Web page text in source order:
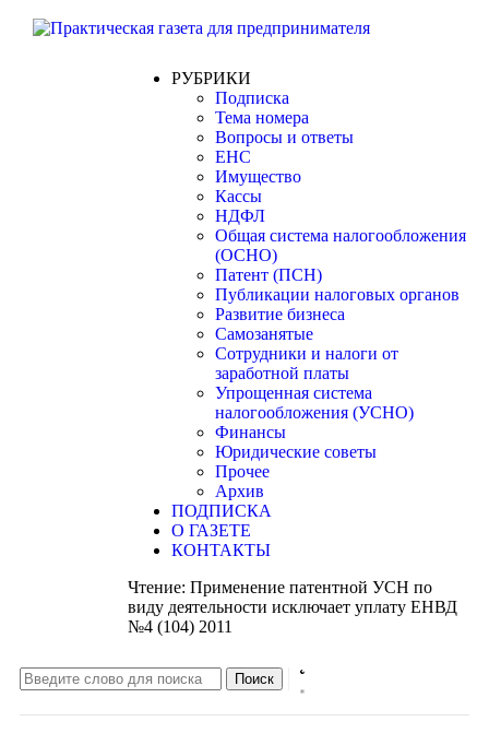
РУБРИКИ
Подписка
Тема номера
Вопросы и ответы
ЕНС
Имущество
Кассы
НДФЛ
Общая система налогообложения
(ОСНО)
Патент (ПСН)
Публикации налоговых органов
Развитие бизнеса
Самозанятые
Сотрудники и налоги от
заработной платы
Упрощенная система
налогообложения (УСНО)
Финансы
Юридические советы
Прочее
Архив
ПОДПИСКА
О ГАЗЕТЕ
КОНТАКТЫ
Чтение: Применение патентной УСН по
виду деятельности исключает уплату ЕНВД
№4 (104) 2011